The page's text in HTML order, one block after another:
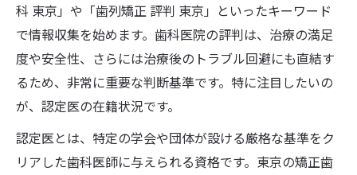
科 東京」や「歯列矯正 評判 東京」といったキーワード
で情報収集を始めます。歯科医院の評判は、治療の満足
度や安全性、さらには治療後のトラブル回避にも直結す
るため、非常に重要な判断基準です。特に注目したいの
が、認定医の在籍状況です。
認定医とは、特定の学会や団体が設ける厳格な基準をク
リアした歯科医師に与えられる資格です。東京の矯正歯